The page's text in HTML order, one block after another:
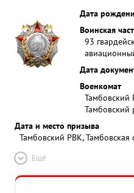
Дата
Воинская
93
Дата
Военкомат
Тамбовский
Тамбовский
Дата и место призыва
Тамбовский РВК, Тамбовская
Ещё